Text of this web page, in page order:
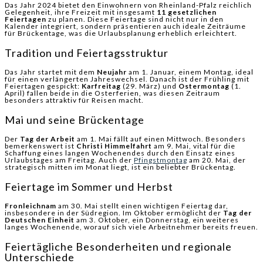
Das Jahr 2024 bietet den Einwohnern von Rheinland-Pfalz reichlich
Gelegenheit, ihre Freizeit mit insgesamt 11 gesetzlichen
Feiertagen zu planen. Diese Feiertage sind nicht nur in den
Kalender integriert, sondern präsentieren auch ideale Zeiträume
für Brückentage, was die Urlaubsplanung erheblich erleichtert.
Tradition und Feiertagsstruktur
Das Jahr startet mit dem Neujahr am 1. Januar, einem Montag, ideal
für einen verlängerten Jahreswechsel. Danach ist der Frühling mit
Feiertagen gespickt: Karfreitag (29. März) und Ostermontag (1.
April) fallen beide in die Osterferien, was diesen Zeitraum
besonders attraktiv für Reisen macht.
Mai und seine Brückentage
Der Tag der Arbeit am 1. Mai fällt auf einen Mittwoch. Besonders
bemerkenswert ist Christi Himmelfahrt am 9. Mai, vital für die
Schaffung eines langen Wochenendes durch den Einsatz eines
Urlaubstages am Freitag. Auch der Pfingstmontag am 20. Mai, der
strategisch mitten im Monat liegt, ist ein beliebter Brückentag.
Feiertage im Sommer und Herbst
Fronleichnam am 30. Mai stellt einen wichtigen Feiertag dar,
insbesondere in der Südregion. Im Oktober ermöglicht der Tag der
Deutschen Einheit am 3. Oktober, ein Donnerstag, ein weiteres
langes Wochenende, worauf sich viele Arbeitnehmer bereits freuen.
Feiertägliche Besonderheiten und regionale
Unterschiede